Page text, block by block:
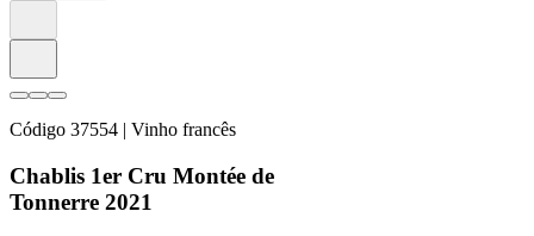
Código 37554 | Vinho francês
Chablis 1er Cru Montée de
Tonnerre 2021